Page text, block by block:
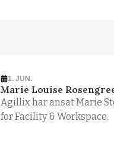
1. JUN.
Marie Louise
Agillix har ansat Marie
for Facility & Workspace.